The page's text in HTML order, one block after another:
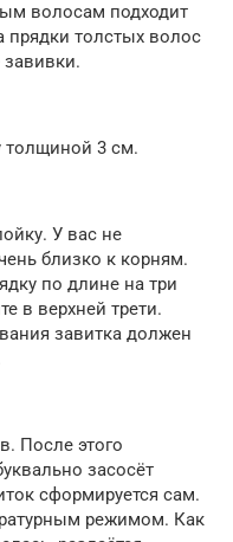
волосам подходит
прядки толстых волос
завивки.
толщиной 3 см.
У вас не
близко к корням.
по длине на три
в верхней трети.
завитка должен
После этого
засосёт
сформируется сам.
режимом. Как